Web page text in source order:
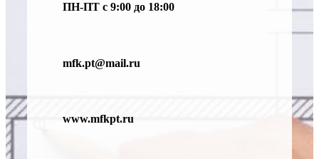
ПН-ПТ с 9:00 до 18:00
mfk.pt@mail.ru
www.mfkpt.ru